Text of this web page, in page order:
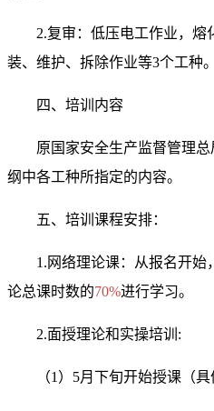
2.复审：低压电工作业，熔
装、维护、拆除作业等3个工种。
四、培训内容
原国家安全生产监督管理
纲中各工种所指定的内容。
五、培训课程安排：
1.网络理论课：从报名开始
论总课时数的70%进行学习。
2.面授理论和实操培训:
（1）5月下旬开始授课（